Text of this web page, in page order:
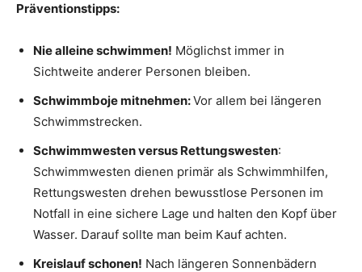
Präventionstipps:
Nie alleine schwimmen! Möglichst immer in
Sichtweite anderer Personen bleiben.
Schwimmboje mitnehmen:Vor allem bei längeren
Schwimmstrecken.
Schwimmwesten versus Rettungswesten:
Schwimmwesten dienen primär als Schwimmhilfen,
Rettungswesten drehen bewusstlose Personen im
Notfall in eine sichere Lage und halten den Kopf über
Wasser. Darauf sollte man beim Kauf achten.
Kreislauf schonen! Nach längeren Sonnenbädern